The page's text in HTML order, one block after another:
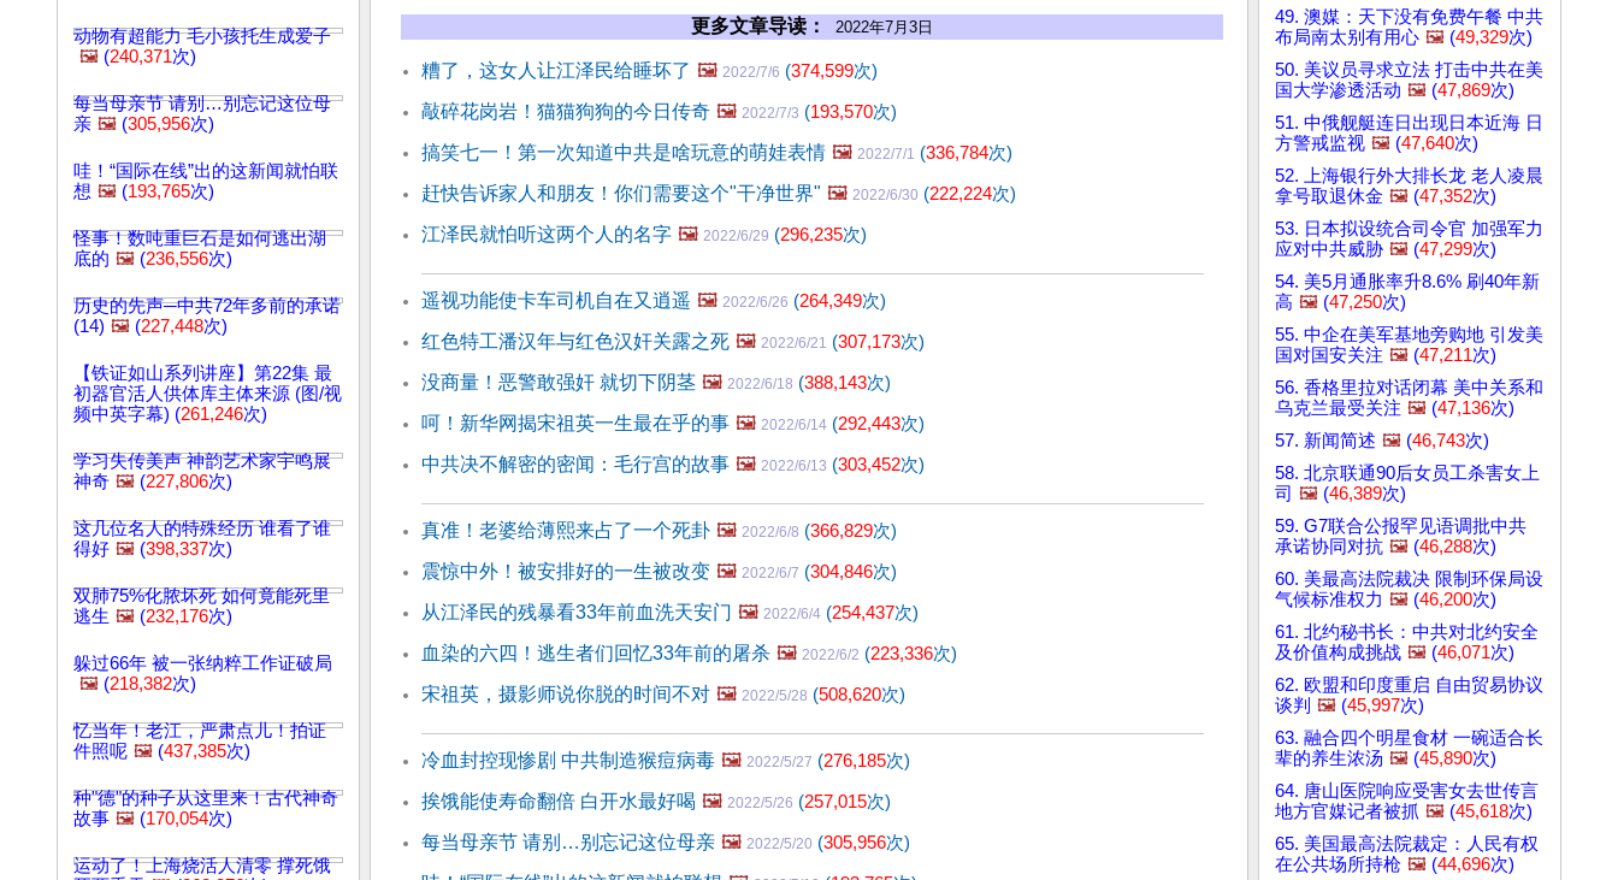
动物有超能力 毛小孩托生成爱子
🖼️ (240,371次)
每当母亲节 请别…别忘记这位母
亲 🖼️ (305,956次)
哇！“国际在线”出的这新闻就怕联
想 🖼️ (193,765次)
怪事！数吨重巨石是如何逃出湖
底的 🖼️ (236,556次)
历史的先声─中共72年多前的承诺
(14) 🖼️ (227,448次)
【铁证如山系列讲座】第22集 最
初器官活人供体库主体来源 (图/视
频中英字幕) (261,246次)
学习失传美声 神韵艺术家宇鸣展
神奇 🖼️ (227,806次)
这几位名人的特殊经历 谁看了谁
得好 🖼️ (398,337次)
双肺75%化脓坏死 如何竟能死里
逃生 🖼️ (232,176次)
躲过66年 被一张纳粹工作证破局
🖼️ (218,382次)
忆当年！老江，严肃点儿！拍证
件照呢 🖼️ (437,385次)
种"德"的种子从这里来！古代神奇
故事 🖼️ (170,054次)
运动了！上海烧活人清零 撑死饿
更多文章导读： 2022年7月3日
糟了，这女人让江泽民给睡坏了 🖼️ 2022/7/6 (374,599次)
敲碎花岗岩！猫猫狗狗的今日传奇 🖼️ 2022/7/3 (193,570次)
搞笑七一！第一次知道中共是啥玩意的萌娃表情 🖼️ 2022/7/1 (336,784次)
赶快告诉家人和朋友！你们需要这个"干净世界" 🖼️ 2022/6/30 (222,224次)
江泽民就怕听这两个人的名字 🖼️ 2022/6/29 (296,235次)
遥视功能使卡车司机自在又逍遥 🖼️ 2022/6/26 (264,349次)
红色特工潘汉年与红色汉奸关露之死 🖼️ 2022/6/21 (307,173次)
没商量！恶警敢强奸 就切下阴茎 🖼️ 2022/6/18 (388,143次)
呵！新华网揭宋祖英一生最在乎的事 🖼️ 2022/6/14 (292,443次)
中共决不解密的密闻：毛行宫的故事 🖼️ 2022/6/13 (303,452次)
真准！老婆给薄熙来占了一个死卦 🖼️ 2022/6/8 (366,829次)
震惊中外！被安排好的一生被改变 🖼️ 2022/6/7 (304,846次)
从江泽民的残暴看33年前血洗天安门 🖼️ 2022/6/4 (254,437次)
血染的六四！逃生者们回忆33年前的屠杀 🖼️ 2022/6/2 (223,336次)
宋祖英，摄影师说你脱的时间不对 🖼️ 2022/5/28 (508,620次)
冷血封控现惨剧 中共制造猴痘病毒 🖼️ 2022/5/27 (276,185次)
挨饿能使寿命翻倍 白开水最好喝 🖼️ 2022/5/26 (257,015次)
每当母亲节 请别…别忘记这位母亲 🖼️ 2022/5/20 (305,956次)
49. 澳媒：天下没有免费午餐 中共
布局南太别有用心 🖼️ (49,329次)
50. 美议员寻求立法 打击中共在美
国大学渗透活动 🖼️ (47,869次)
51. 中俄舰艇连日出现日本近海 日
方警戒监视 🖼️ (47,640次)
52. 上海银行外大排长龙 老人凌晨
拿号取退休金 🖼️ (47,352次)
53. 日本拟设统合司令官 加强军力
应对中共威胁 🖼️ (47,299次)
54. 美5月通胀率升8.6% 刷40年新
高 🖼️ (47,250次)
55. 中企在美军基地旁购地 引发美
国对国安关注 🖼️ (47,211次)
56. 香格里拉对话闭幕 美中关系和
乌克兰最受关注 🖼️ (47,136次)
57. 新闻简述 🖼️ (46,743次)
58. 北京联通90后女员工杀害女上
司 🖼️ (46,389次)
59. G7联合公报罕见语调批中共
承诺协同对抗 🖼️ (46,288次)
60. 美最高法院裁决 限制环保局设
气候标准权力 🖼️ (46,200次)
61. 北约秘书长：中共对北约安全
及价值构成挑战 🖼️ (46,071次)
62. 欧盟和印度重启 自由贸易协议
谈判 🖼️ (45,997次)
63. 融合四个明星食材 一碗适合长
辈的养生浓汤 🖼️ (45,890次)
64. 唐山医院响应受害女去世传言
地方官媒记者被抓 🖼️ (45,618次)
65. 美国最高法院裁定：人民有权
在公共场所持枪 🖼️ (44,696次)